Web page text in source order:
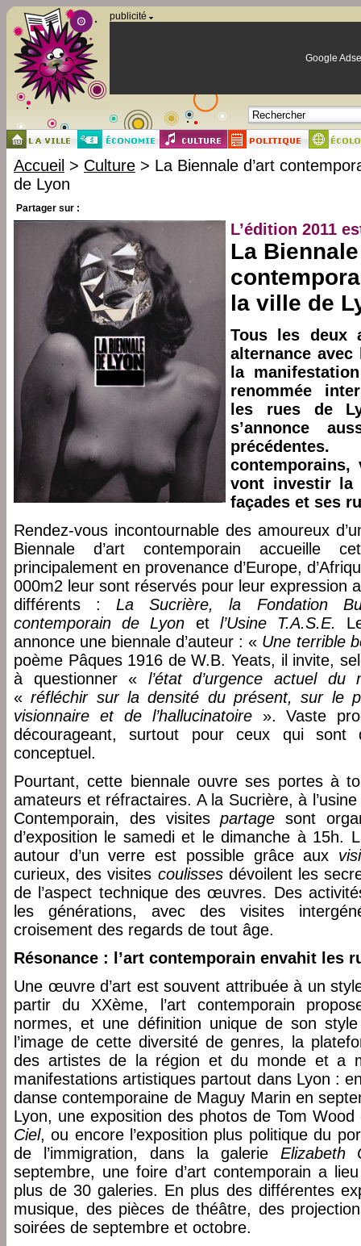
publicité
Google
Accueil > Culture > La Biennale d’art
de Lyon
Partager sur :
L’édition 2011
La Biennale
la ville de
Tous les deux
alternance avec
la
renommée
les rues de
s’annonce
contemporains,
vont investir la
façades et ses
Rendez-vous incontournable des amoureux
Biennale d’art contemporain accueille
principalement en provenance d’Europe,
000m2 leur sont réservés pour leur expression
différents :La Sucrière, la Fondation
contemporain de Lyon et l’Usine T.A.S.E.
annonce une biennale d’auteur : « Une terrible
poème Pâques 1916 de W.B. Yeats, il invite,
à questionner « l’état d’urgence actuel
«réfléchir sur la densité du présent, sur le
visionnaire et de l’hallucinatoire». Vaste
décourageant, surtout pour ceux qui
conceptuel.
Pourtant, cette biennale ouvre ses portes à
amateurs et réfractaires. A la Sucrière, à
Contemporain, des visitespartage sont
d’exposition le samedi et le dimanche à 15h.
autour d’un verre est possible grâce aux
curieux, des visites coulissesdévoilent les
de l’aspect technique des œuvres. Des
les générations, avec des visites
croisement des regards de tout âge.
Résonance : l’art contemporain envahit les
Une œuvre d’art est souvent attribuée à un
partir du XXème, l’art contemporain
normes, et une définition unique de son
l’image de cette diversité de genres, la
des artistes de la région et du monde et a
manifestations artistiques partout dans Lyon :
danse contemporaine de Maguy Marin en
Lyon, une exposition des photos de Tom
Ciel, ou encore l’exposition plus politique du
de l’immigration, dans la galerie Elizabeth
septembre, une foire d’art contemporain a
plus de 30 galeries. En plus des différentes
musique, des pièces de théâtre, des
soirées de septembre et octobre.
Panneau de gestion des cookies